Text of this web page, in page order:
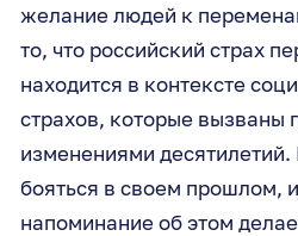
желание людей к
то, что российский страх
находится в контексте
страхов, которые вызваны
изменениями десятилетий.
бояться в своем прошлом,
напоминание об этом